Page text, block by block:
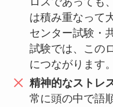
は積み重なって
センター試験・
試験では、この
につながります。
精神的なストレ
常に頭の中で語